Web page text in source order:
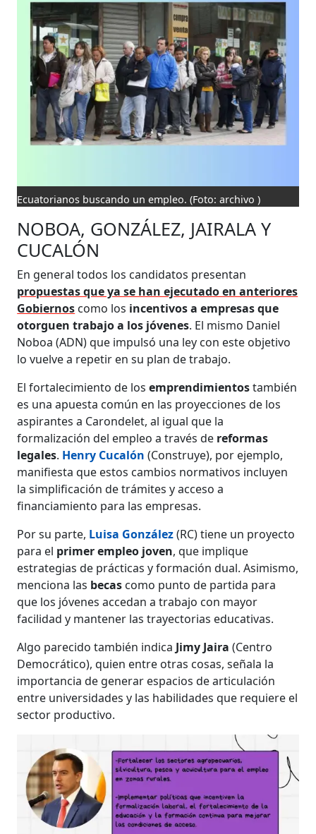
Ecuatorianos buscando un empleo.(Foto: archivo )
NOBOA, GONZÁLEZ, JAIRALA Y
CUCALÓN
En general todos los candidatos presentan
propuestas que ya se han ejecutado en anteriores
Gobiernos como los incentivos a empresas que
otorguen trabajo a los jóvenes. El mismo Daniel
Noboa (ADN) que impulsó una ley con este objetivo
lo vuelve a repetir en su plan de trabajo.
El fortalecimiento de losemprendimientostambién
es una apuesta común en las proyecciones de los
aspirantes a Carondelet, al igual que la
formalización del empleo a través de reformas
legales. Henry Cucalón (Construye), por ejemplo,
manifiesta que estos cambios normativos incluyen
la simplificación de trámites y acceso a
financiamiento para las empresas.
Por su parte, Luisa González(RC) tiene un proyecto
para el primer empleo joven, que implique
estrategias de prácticas y formación dual. Asimismo,
menciona las becas como punto de partida para
que los jóvenes accedan a trabajo con mayor
facilidad y mantener las trayectorias educativas.
Algo parecido también indica Jimy Jaira(Centro
Democrático), quien entre otras cosas, señala la
importancia de generar espacios de articulación
entre universidades y las habilidades que requiere el
sector productivo.